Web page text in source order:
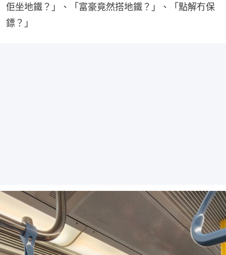
佢坐地鐵？」、「富豪竟然搭地鐵？」、「點解冇保
鏢？」